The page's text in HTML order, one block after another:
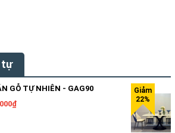
tự
GỖ TỰ NHIÊN - GAG90